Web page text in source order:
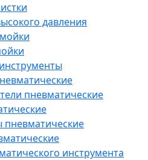
давления
пневматические
пневматические
инструмента